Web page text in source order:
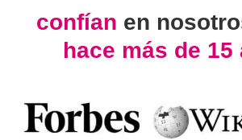
confían en
hace más de 15